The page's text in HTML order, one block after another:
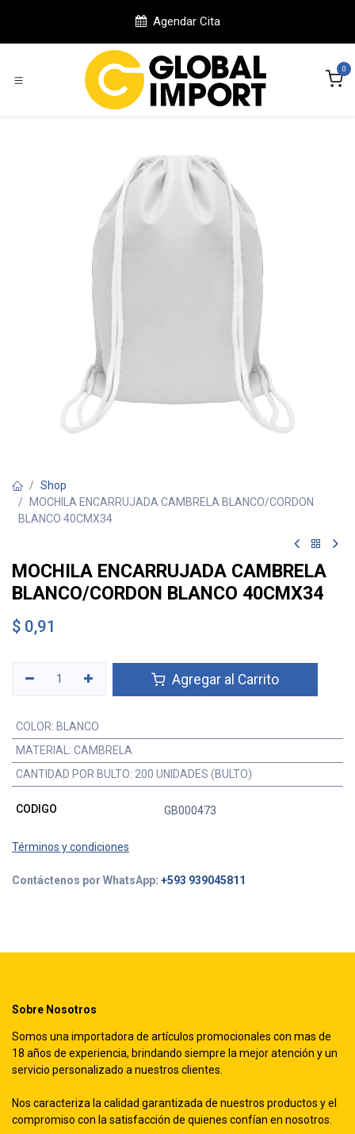
Agendar Cita
0
Shop
MOCHILA ENCARRUJADA CAMBRELA BLANCO/CORDON
BLANCO 40CMX34
MOCHILA ENCARRUJADA CAMBRELA
BLANCO/CORDON BLANCO 40CMX34
$ 0,91
Agregar al Carrito
COLOR: BLANCO
MATERIAL : CAMBRELA
CANTIDAD POR BULTO: 200 UNIDADES (BULTO)
CODIGO GB000473
Términos y condiciones
Contáctenos por WhatsApp: +593 939045811
Sobre Nosotros
Somos una importadora de artículos promocionales con mas de
18 años de experiencia, brindando siempre la mejor atención y un
servicio personalizado a nuestros clientes.
Nos caracteriza la calidad garantizada de nuestros productos y el
compromiso con la satisfacción de quienes confían en nosotros.